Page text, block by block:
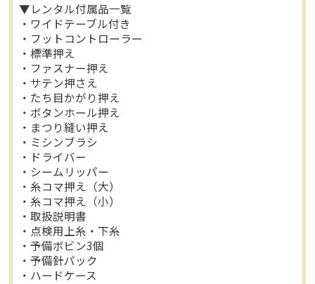
▼レンタル付属品一覧
・ワイドテーブル付き
・フットコントローラー
・標準押え
・ファスナー押え
・サテン押さえ
・たち目かがり押え
・ボタンホール押え
・まつり縫い押え
・ミシンブラシ
・ドライバー
・シームリッパー
・糸コマ押え（大）
・糸コマ押え（小）
・取扱説明書
・点検用上糸・下糸
・予備ボビン3個
・予備針パック
・ハードケース